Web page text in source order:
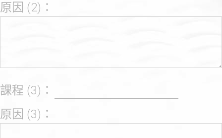
原因 (2)：
課程 (3)：
原因 (3)：